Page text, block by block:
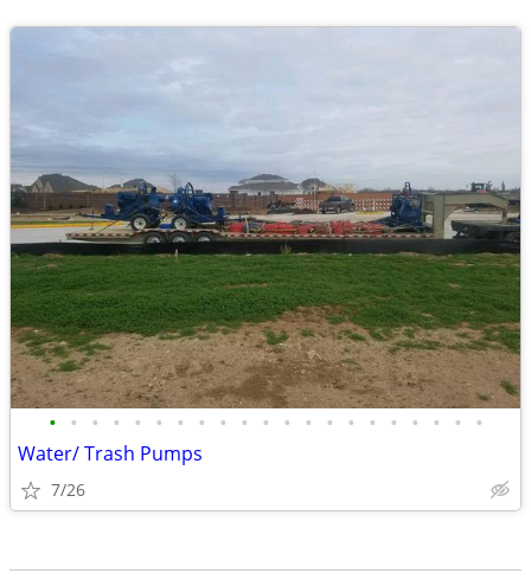
• • • • • • • • • • • • • • • • • • • • •
Water/ Trash Pumps
7/26